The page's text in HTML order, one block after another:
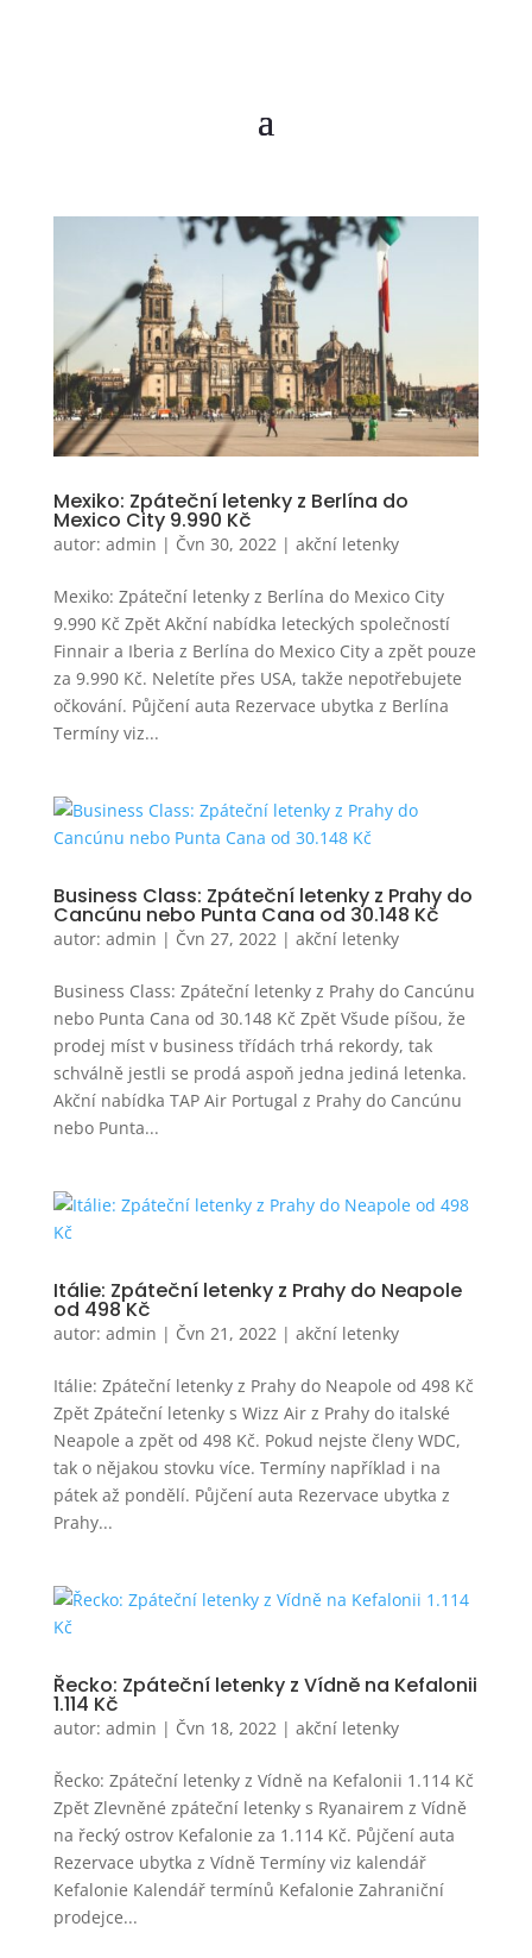
Mexiko: Zpáteční letenky z Berlína do
Mexico City 9.990 Kč
autor: admin | Čvn 30, 2022 | akční letenky
Mexiko: Zpáteční letenky z Berlína do Mexico City
9.990 Kč Zpět Akční nabídka leteckých společností
Finnair a Iberia z Berlína do Mexico City a zpět pouze
za 9.990 Kč. Neletíte přes USA, takže nepotřebujete
očkování. Půjčení auta Rezervace ubytka z Berlína
Termíny viz...
Business Class: Zpáteční letenky z Prahy do
Cancúnu nebo Punta Cana od 30.148 Kč
autor: admin | Čvn 27, 2022 | akční letenky
Business Class: Zpáteční letenky z Prahy do Cancúnu
nebo Punta Cana od 30.148 Kč Zpět Všude píšou, že
prodej míst v business třídách trhá rekordy, tak
schválně jestli se prodá aspoň jedna jediná letenka.
Akční nabídka TAP Air Portugal z Prahy do Cancúnu
nebo Punta...
Itálie: Zpáteční letenky z Prahy do Neapole
od 498 Kč
autor: admin | Čvn 21, 2022 | akční letenky
Itálie: Zpáteční letenky z Prahy do Neapole od 498 Kč
Zpět Zpáteční letenky s Wizz Air z Prahy do italské
Neapole a zpět od 498 Kč. Pokud nejste členy WDC,
tak o nějakou stovku více. Termíny například i na
pátek až pondělí. Půjčení auta Rezervace ubytka z
Prahy...
Řecko: Zpáteční letenky z Vídně na Kefalonii
1.114 Kč
autor: admin | Čvn 18, 2022 | akční letenky
Řecko: Zpáteční letenky z Vídně na Kefalonii 1.114 Kč
Zpět Zlevněné zpáteční letenky s Ryanairem z Vídně
na řecký ostrov Kefalonie za 1.114 Kč. Půjčení auta
Rezervace ubytka z Vídně Termíny viz kalendář
Kefalonie Kalendář termínů Kefalonie Zahraniční
prodejce...